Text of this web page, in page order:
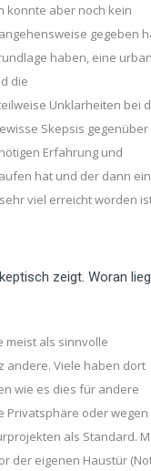
konnte aber noch kein
gegeben
haben, eine
die
Unklarheiten bei
Skepsis gegenüber
Erfahrung und
hat und der dann
viel erreicht worden
zeigt. Woran
meist als sinnvolle
andere. Viele haben dort
wie es dies für andere
Privatsphäre oder wegen
als Standard.
der eigenen Haustür